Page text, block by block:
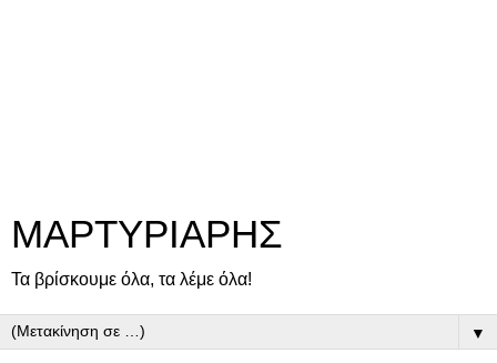
ΜΑΡΤΥΡΙΑΡΗΣ
Τα βρίσκουμε όλα, τα λέμε όλα!
▼